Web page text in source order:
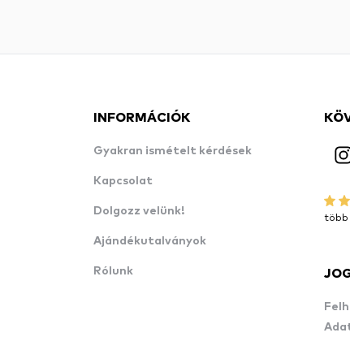
INFORMÁCIÓK
Gyakran ismételt kérdések
Kapcsolat
Dolgozz velünk!
Ajándékutalványok
Rólunk
több